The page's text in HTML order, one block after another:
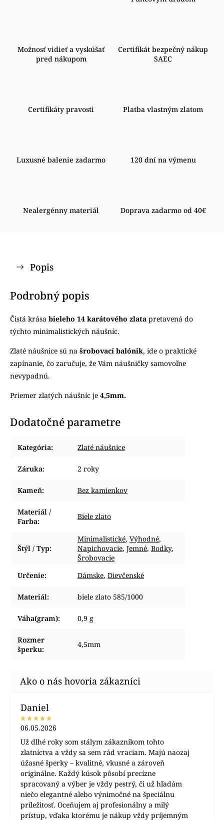
Možnosť vidieť a vyskúšať
pred nákupom
Certifikát bezpečný nákup
SAEC
Certifikáty pravosti Platba vlastným zlatom
Luxusné balenie zadarmo 120 dní na výmenu
Nealergénny materiál Doprava zadarmo od 40€
Popis
Podrobný popis
Čistá krása bieleho 14 karátového zlata pretavená do
týchto minimalistických náušníc.
Zlaté náušnice sú na šrobovací balónik, ide o praktické
zapínanie, čo zaručuje, že Vám náušničky samovoľne
nevypadnú.
Priemer zlatých náušníc je 4,5mm.
Dodatočné parametre
Kategória: Zlaté náušnice
Záruka: 2 roky
Kameň: Bez kamienkov
Materiál /
Farba:
Biele zlato
Štýl / Typ:
Minimalistické, Výhodné,
Napichovacie, Jemné, Bodky,
Šrobovacie
Určenie: Dámske, Dievčenské
Materiál: biele zlato 585/1000
Váha(gram): 0,9 g
Rozmer
šperku:
4,5mm
Daniel
06.05.2026
Už dlhé roky som stálym zákazníkom tohto
zlatníctva a vždy sa sem rád vraciam. Majú naozaj
úžasné šperky – kvalitné, vkusné a zároveň
originálne. Každý kúsok pôsobí precízne
spracovaný a výber je vždy pestrý, či už hľadám
niečo elegantné alebo výnimočné na špeciálnu
príležitosť. Oceňujem aj profesionálny a milý
prístup, vďaka ktorému je nákup vždy príjemným